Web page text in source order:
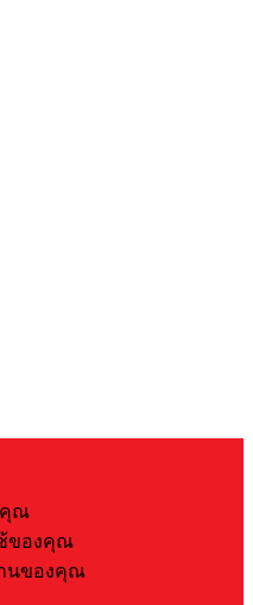
คุณ
ของคุณ
นของคุณ